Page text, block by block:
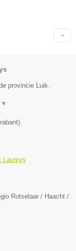
provincie Luik.
▼
)
Laureys
Rotselaar / Haacht /